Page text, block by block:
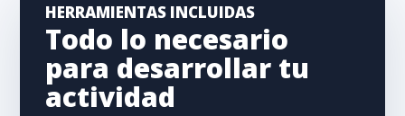
HERRAMIENTAS INCLUIDAS
Todo lo necesario
para desarrollar tu
actividad